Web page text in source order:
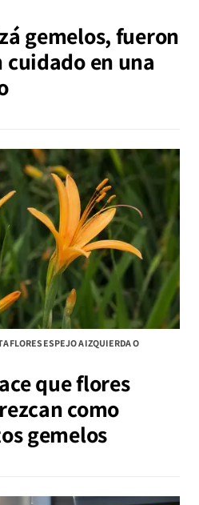
gemelos, fueron
en una
FLORES ESPEJO A IZQUIERDA O
que flores
como
gemelos